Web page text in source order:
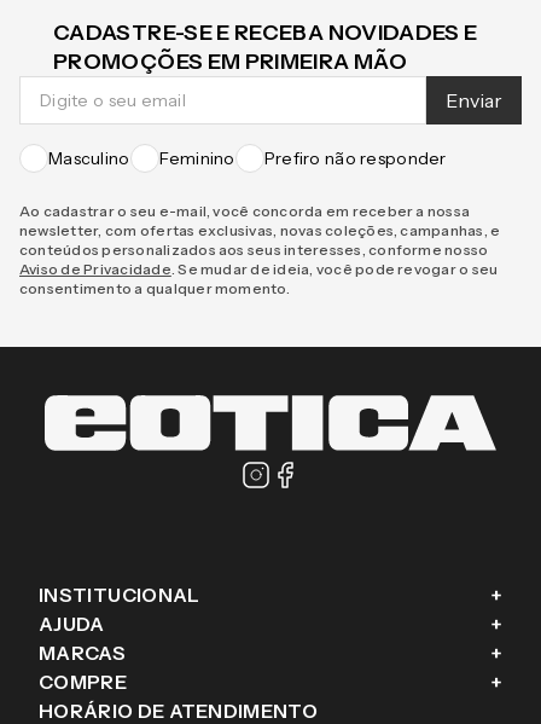
CADASTRE-SE E RECEBA NOVIDADES E
PROMOÇÕES EM PRIMEIRA MÃO
Enviar
Masculino Feminino Prefiro não responder
Ao cadastrar o seu e-mail, você concorda em receber a nossa
newsletter, com ofertas exclusivas, novas coleções, campanhas, e
conteúdos personalizados aos seus interesses, conforme nosso
Aviso de Privacidade . Se mudar de ideia, você pode revogar o seu
consentimento a qualquer momento.
INSTITUCIONAL +
Sobre a eÓtica
AJUDA +
Trocas e Devoluções
MARCAS +
Ray-Ban
COMPRE +
HORÁRIO DE ATENDIMENTO